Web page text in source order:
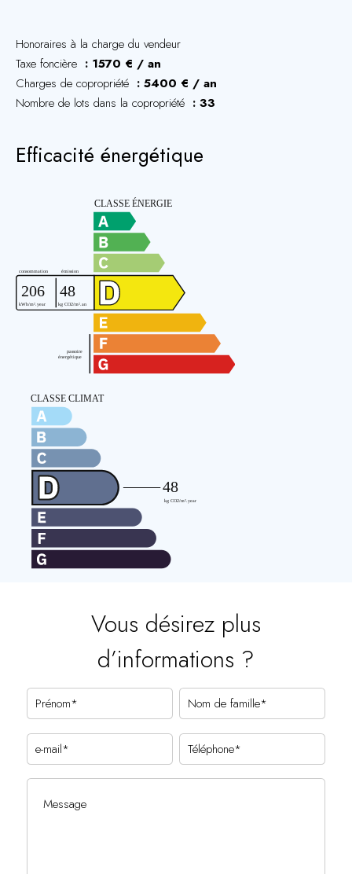
Honoraires à la charge du vendeur
Taxe foncière
1570 € / an
Charges de copropriété
5400 € / an
Nombre de lots dans la copropriété
33
Efficacité énergétique
Vous désirez plus
d’informations ?